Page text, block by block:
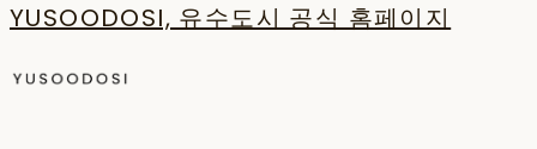
YUSOODOSI, 유수도시 공식 홈페이지